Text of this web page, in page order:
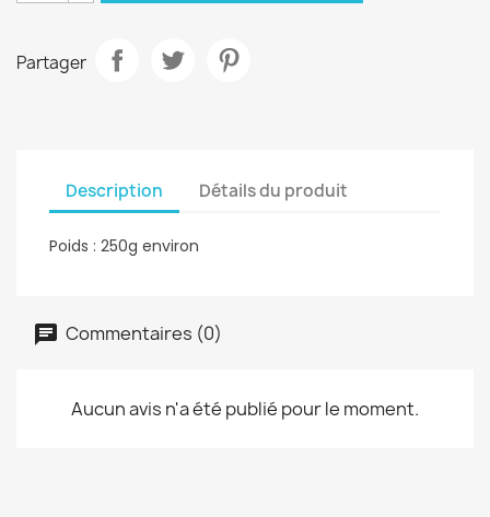
Partager
Description Détails du produit
Poids : 250g environ
Commentaires (0)
Aucun avis n'a été publié pour le moment.